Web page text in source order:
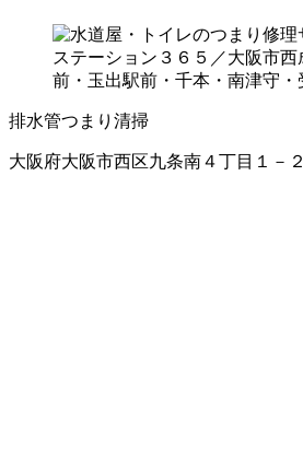
排水管つまり清掃
大阪府大阪市西区九条南４丁目１－２